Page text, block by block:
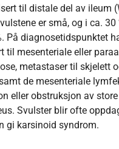
til distale del av ileum
er små, og i ca.
På diagnosetidspunktet
til mesenteriale eller
metastaser til skjelett
de mesenteriale
eller obstruksjon av
Svulster blir ofte
gi karsinoid syndrom.